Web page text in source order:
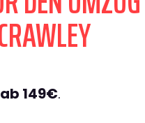
ab 149€.